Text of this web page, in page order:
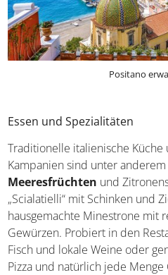
Positano
Essen und Spezialitäten
Traditionelle italienische
Kampanien sind unter anderem
Meeresfrüchten und
„Scialatielli“ mit Schinken und
hausgemachte Minestrone mit
Gewürzen. Probiert in den
Fisch und lokale Weine oder
Pizza und natürlich jede Menge